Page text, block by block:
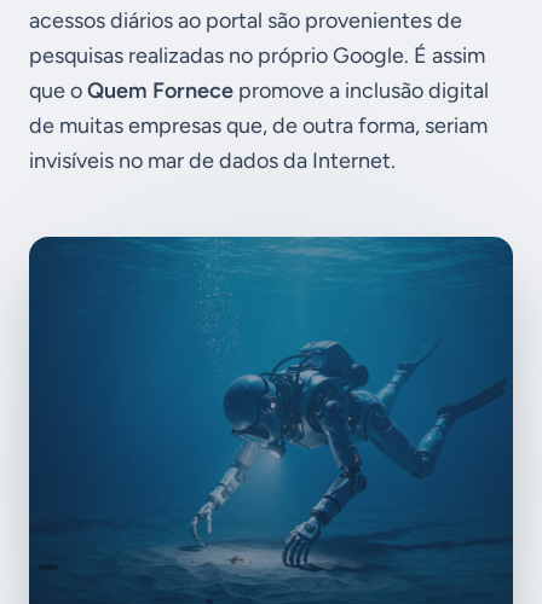
acessos diários ao portal são provenientes de
pesquisas realizadas no próprio Google. É assim
que oQuem Fornece promove a inclusão digital
de muitas empresas que, de outra forma, seriam
invisíveis no mar de dados da Internet.